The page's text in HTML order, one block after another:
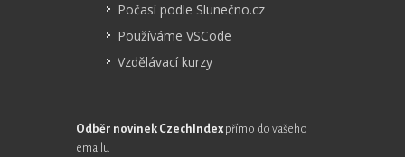
Počasí podle Slunečno.cz
Používáme VSCode
Vzdělávací kurzy
Odběr novinek CzechIndex přímo do vašeho
emailu